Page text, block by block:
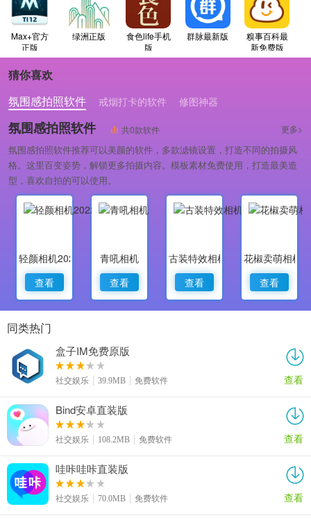
Max+官方
正版
绿洲正版
食色life手机
版
群脉最新版
糗事百科最
新免费版
猜你喜欢
氛围感拍照软件
戒烟打卡的软件 修图神器
氛围感拍照软件 共0款软件 更多>
氛围感拍照软件推荐可以美颜的软件，多款滤镜设置，打造不同的拍摄风
格。这里百变姿势，解锁更多拍摄内容。模板素材免费使用，打造最美造
型，喜欢自拍的可以使用。
轻颜相机2022最新版
查看
青吼相机
查看
古装特效相机
查看
花椒卖萌相机
查看
同类热门
盒子IM免费原版
社交娱乐 39.9MB 免费软件 查看
Bind安卓直装版
社交娱乐 108.2MB 免费软件 查看
哇咔哇咔直装版
社交娱乐 70.0MB 免费软件 查看